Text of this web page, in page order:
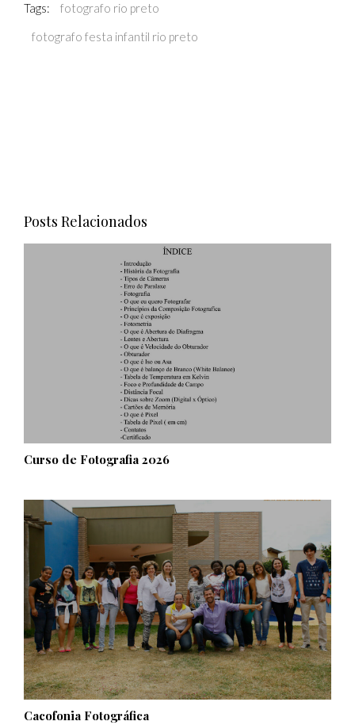
Tags:
fotografo rio preto
fotografo festa infantil rio preto
Posts Relacionados
Curso de Fotografia 2026
Cacofonia Fotográfica